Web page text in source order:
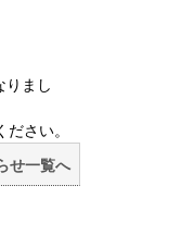
りまし
ださい。
せ一覧へ